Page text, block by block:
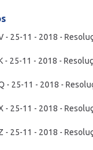
- 25-11 - 2018 -
- 25-11 - 2018 -
- 25-11 - 2018 -
- 25-11 - 2018 -
- 25-11 - 2018 -